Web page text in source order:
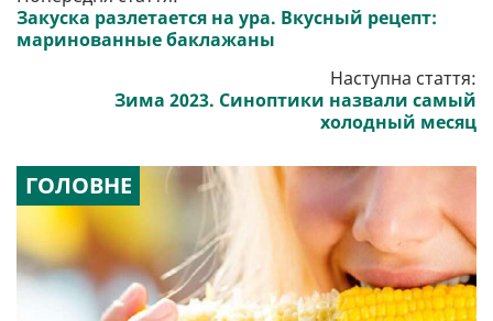
Закуска разлетается на ура. Вкусный рецепт:
маринованные баклажаны
Наступна стаття:
Зима 2023. Синоптики назвали самый
холодный месяц
ГОЛОВНЕ